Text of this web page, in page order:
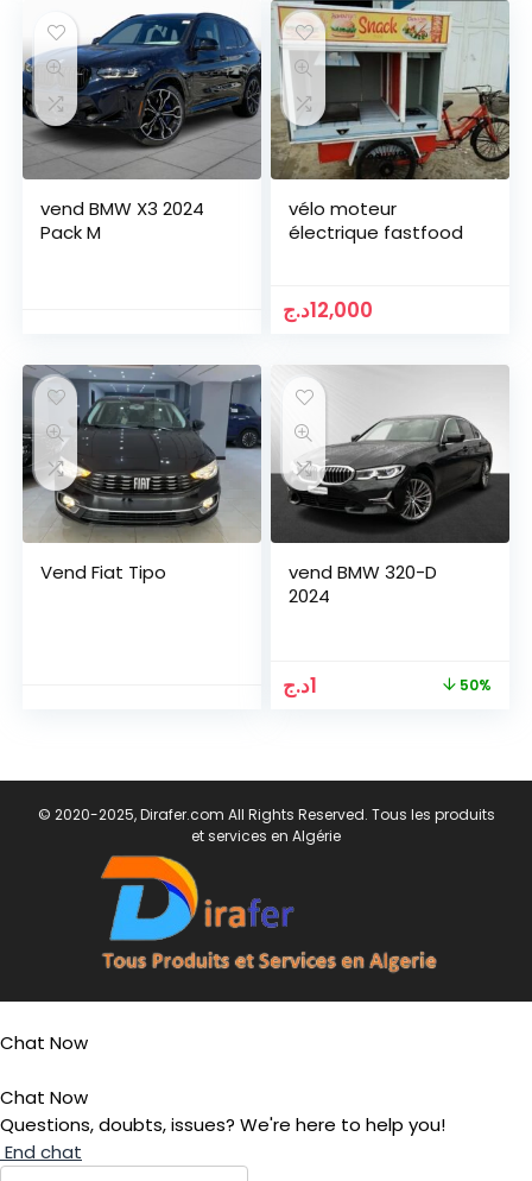
400د.ج.
est :
300د.ج.
vend BMW X3 2024
Pack M
vélo moteur
électrique fastfood
12,000د.ج
Vend Fiat Tipo
vend BMW 320-D
2024
Le
prix
2د.ج.
1د.ج
1د.ج.
50%
© 2020-2025, Dirafer.com All Rights Reserved. Tous les produits
et services en Algérie
Chat Now
Chat Now
Questions, doubts, issues? We're here to help you!
End chat